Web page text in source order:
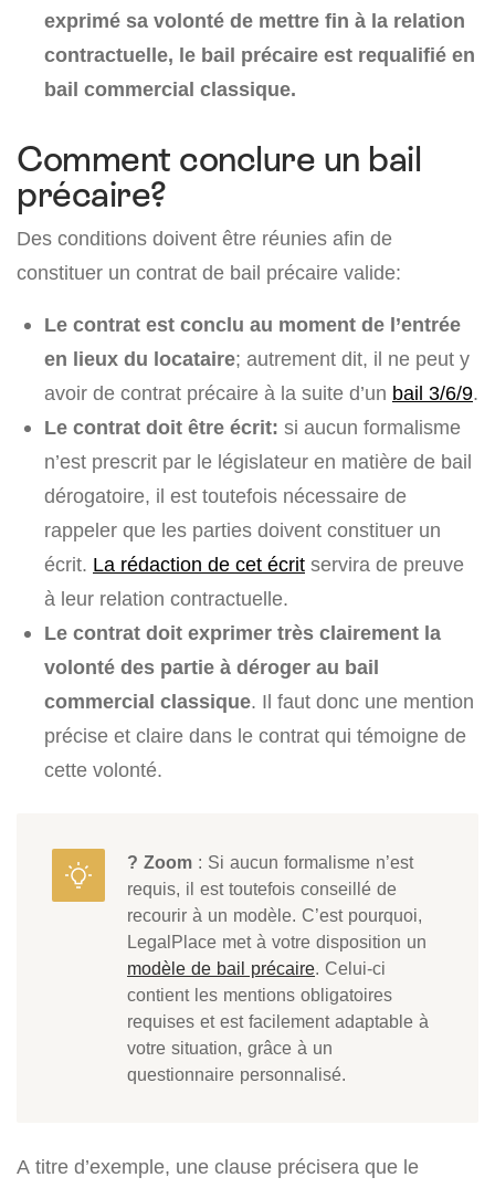
exprimé sa volonté de mettre fin à la relation
contractuelle, le bail précaire est requalifié en
bail commercial classique.
Comment conclure un bail
précaire?
Des conditions doivent être réunies afin de
constituer un contrat de bail précaire valide:
Le contrat est conclu au moment de l’entrée
en lieux du locataire; autrement dit, il ne peut y
avoir de contrat précaire à la suite d’un bail 3/6/9.
Le contrat doit être écrit: si aucun formalisme
n’est prescrit par le législateur en matière de bail
dérogatoire, il est toutefois nécessaire de
rappeler que les parties doivent constituer un
écrit. La rédaction de cet écrit servira de preuve
à leur relation contractuelle.
Le contrat doit exprimer très clairement la
volonté des partie à déroger au bail
commercial classique. Il faut donc une mention
précise et claire dans le contrat qui témoigne de
cette volonté.
? Zoom : Si aucun formalisme n’est
requis, il est toutefois conseillé de
recourir à un modèle. C’est pourquoi,
LegalPlace met à votre disposition un
modèle de bail précaire. Celui-ci
contient les mentions obligatoires
requises et est facilement adaptable à
votre situation, grâce à un
questionnaire personnalisé.
A titre d’exemple, une clause précisera que le